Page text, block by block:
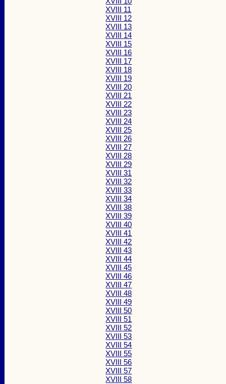
XVIII 11
XVIII 12
XVIII 13
XVIII 14
XVIII 15
XVIII 16
XVIII 17
XVIII 18
XVIII 19
XVIII 20
XVIII 21
XVIII 22
XVIII 23
XVIII 24
XVIII 25
XVIII 26
XVIII 27
XVIII 28
XVIII 29
XVIII 31
XVIII 32
XVIII 33
XVIII 34
XVIII 38
XVIII 39
XVIII 40
XVIII 41
XVIII 42
XVIII 43
XVIII 44
XVIII 45
XVIII 46
XVIII 47
XVIII 48
XVIII 49
XVIII 50
XVIII 51
XVIII 52
XVIII 53
XVIII 54
XVIII 55
XVIII 56
XVIII 57
XVIII 58